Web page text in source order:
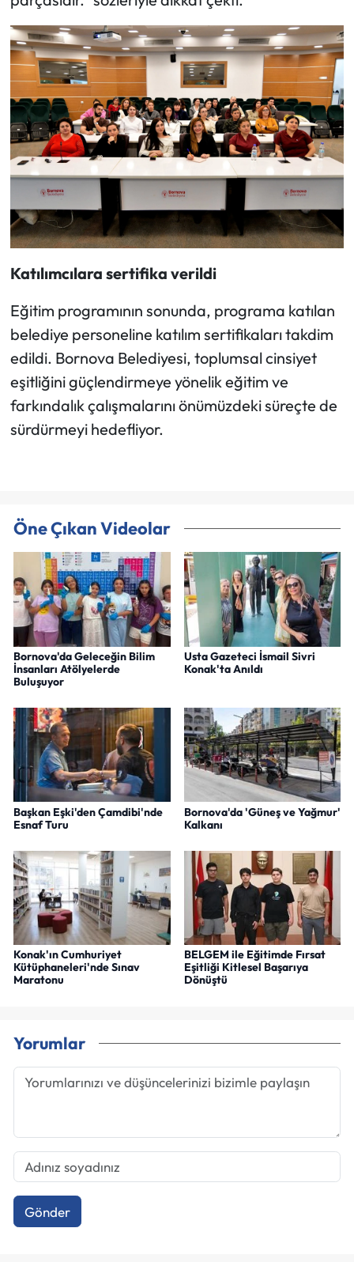
Katılımcılara sertifika verildi
Eğitim programının sonunda, programa katılan
belediye personeline katılım sertifikaları takdim
edildi. Bornova Belediyesi, toplumsal cinsiyet
eşitliğini güçlendirmeye yönelik eğitim ve
farkındalık çalışmalarını önümüzdeki süreçte de
sürdürmeyi hedefliyor.
Öne Çıkan Videolar
Bornova'da Geleceğin Bilim
İnsanları Atölyelerde
Buluşuyor
Usta Gazeteci İsmail Sivri
Konak'ta Anıldı
Başkan Eşki'den Çamdibi'nde
Esnaf Turu
Bornova'da 'Güneş ve Yağmur'
Kalkanı
Konak'ın Cumhuriyet
Kütüphaneleri'nde Sınav
Maratonu
BELGEM ile Eğitimde Fırsat
Eşitliği Kitlesel Başarıya
Dönüştü
Yorumlar
Gönder